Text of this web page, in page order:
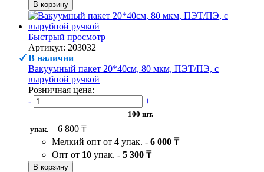
В корзину
Быстрый просмотр
Артикул: 203032
В наличии
Вакуумный пакет 20*40см, 80 мкм, ПЭТ/ПЭ, с
вырубной ручкой
Розничная цена:
-
+
100 шт.
упак.
6 800 ₸
Мелкий опт от 4 упак. - 6 000 ₸
Опт от 10 упак. - 5 300 ₸
В корзину